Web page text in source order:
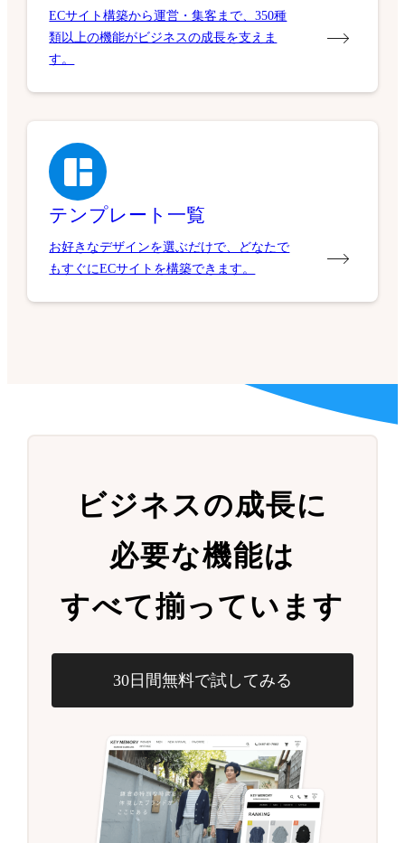
ECサイト構築から運営・集客まで、350種
類以上の機能がビジネスの成長を支えま
す。
テンプレート一覧
お好きなデザインを選ぶだけで、どなたで
もすぐにECサイトを構築できます。
ビジネスの成長に
必要な機能は
すべて揃っています
30日間無料で試してみる